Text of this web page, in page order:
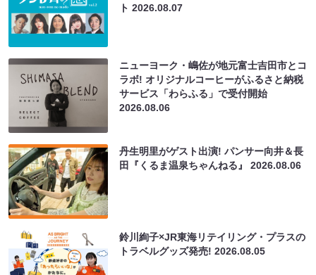
ト2026.08.07
ニューヨーク・嶋佐が地元富士吉田市とコ
ラボ! オリジナルコーヒーがふるさと納税
サービス「わらふる」で受付開始
2026.08.06
丹生明里がゲスト出演! パンサー向井＆長
田『くるま温泉ちゃんねる』2026.08.06
鈴川絢子×JR東海リテイリング・プラスの
トラベルグッズ発売!2026.08.05